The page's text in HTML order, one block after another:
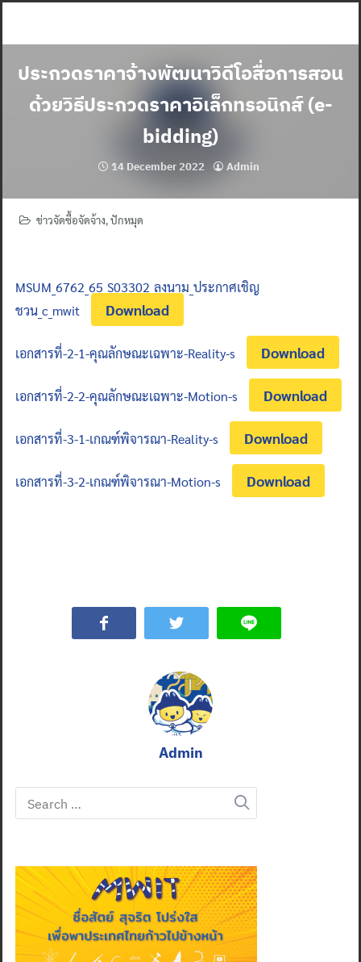
ประกวดราคาจ้างพัฒนาวิดีโอสื่อการสอน
ด้วยวิธีประกวดราคาอิเล็กทรอนิกส์ (e-
bidding)
14 December 2022 Admin
ข่าวจัดซื้อจัดจ้าง,ปักหมุด
MSUM_6762_65_S03302_ลงนาม_ประกาศเชิญ
ชวน_c_mwit
Download
เอกสารที่-2-1-คุณลักษณะเฉพาะ-Reality-s Download
เอกสารที่-2-2-คุณลักษณะเฉพาะ-Motion-s Download
เอกสารที่-3-1-เกณฑ์พิจารณา-Reality-s Download
เอกสารที่-3-2-เกณฑ์พิจารณา-Motion-s Download
Admin
Search
for: